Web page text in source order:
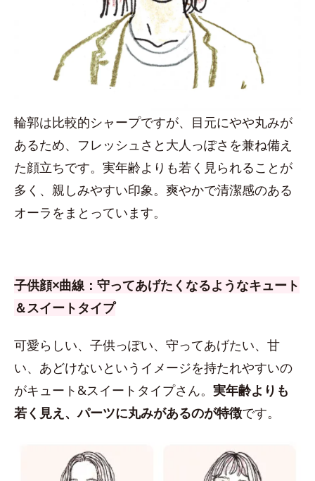
輪郭は比較的シャープですが、目元にやや丸みが
あるため、フレッシュさと大人っぽさを兼ね備え
た顔立ちです。実年齢よりも若く見られることが
多く、親しみやすい印象。爽やかで清潔感のある
オーラをまとっています。
子供顔×曲線：守ってあげたくなるようなキュート
＆スイートタイプ
可愛らしい、子供っぽい、守ってあげたい、甘
い、あどけないというイメージを持たれやすいの
がキュート&スイートタイプさん。 実年齢よりも
若く見え、パーツに丸みがあるのが特徴です。